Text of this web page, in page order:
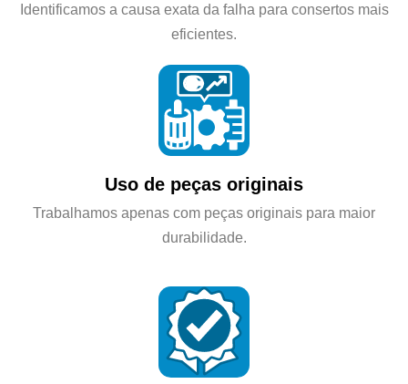
Identificamos a causa exata da falha para consertos mais
eficientes.
Uso de peças originais
Trabalhamos apenas com peças originais para maior
durabilidade.